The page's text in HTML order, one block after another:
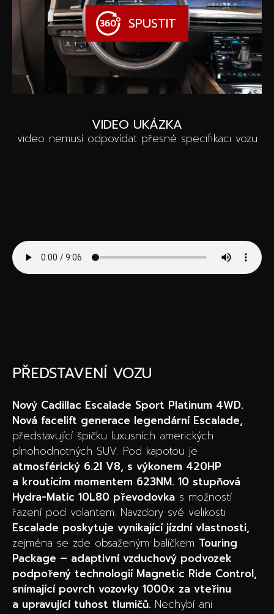
SPUSTIT
VIDEO UKÁZKA
video nemusí odpovídat přesné specifikaci vozu
PŘEDSTAVENÍ VOZU
Nový Cadillac Escalade Sport Platinum 4WD.
Nová facelift generace legendární Escalade,
představující špičku luxusních amerických
plnohodnotných SUV. Pod kapotou je
atmosférický 6.2l V8, s výkonem 420HP
a kroutícím momentem 623NM. 10 stupňová
Hydra-Matic 10L80 převodovka s možností
řazení pod volantem. Navzdory své velikosti
Escalade poskytuje vynikající jízdní vlastnosti,
zejména se zde obsaženým balíčkem Touring
Package – adaptivní vzduchový podvozek
podpořený technologií Magnetic Ride Control,
snímající povrch vozovky 1000x za vteřinu
a upravující tuhost tlumičů. Nechybí ani